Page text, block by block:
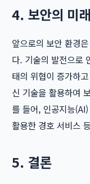
4. 보안의 미래
앞으로의 보안 환경
다. 기술의 발전으로
태의 위협이 증가하
신 기술을 활용하여
를 들어, 인공지능
활용한 경호 서비스
5. 결론